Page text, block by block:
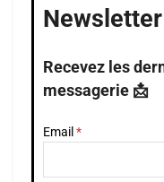
Newsletter
Recevez les
messagerie 📩
Email